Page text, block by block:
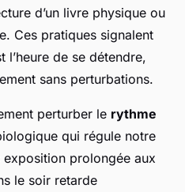
d’un livre physique ou
Ces pratiques signalent
l’heure de se détendre,
sans perturbations.
perturber le rythme
qui régule notre
prolongée aux
le soir retarde